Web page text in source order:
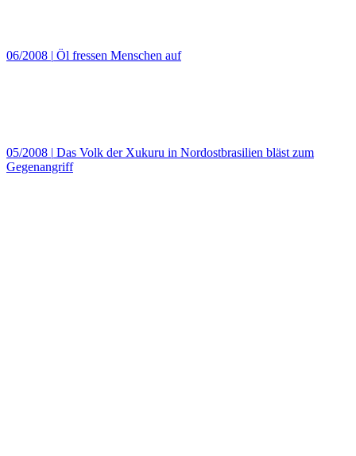
06/2008 | Öl fressen Menschen auf
05/2008 | Das Volk der Xukuru in Nordostbrasilien bläst zum
Gegenangriff